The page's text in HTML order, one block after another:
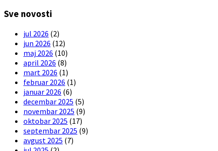
Sve novosti
jul 2026 (2)
jun 2026 (12)
maj 2026 (10)
april 2026 (8)
mart 2026 (1)
februar 2026 (1)
januar 2026 (6)
decembar 2025 (5)
novembar 2025 (9)
oktobar 2025 (17)
septembar 2025 (9)
avgust 2025 (7)